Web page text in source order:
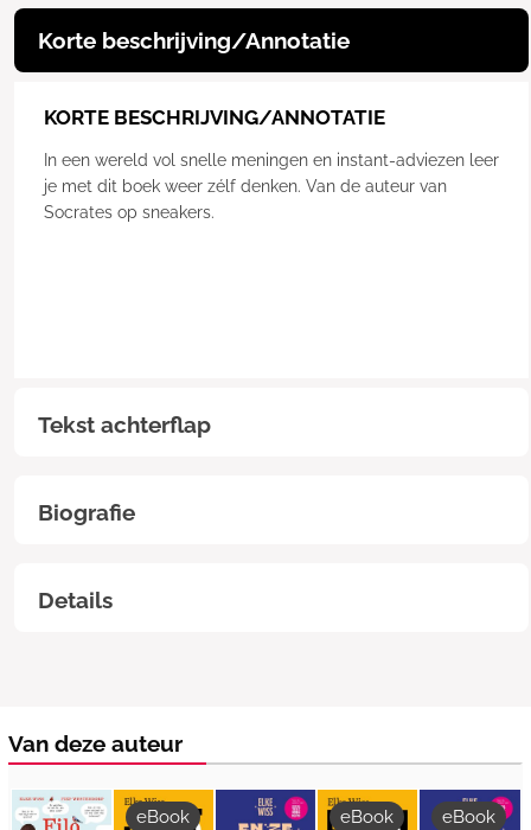
Korte beschrijving/Annotatie
KORTE BESCHRIJVING/ANNOTATIE
In een wereld vol snelle meningen en instant-adviezen leer
je met dit boek weer zélf denken. Van de auteur van
Socrates op sneakers.
Tekst achterflap
Biografie
Details
Van deze auteur
eBook eBook eBook